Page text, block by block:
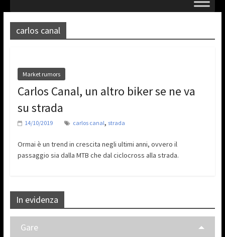
carlos canal
Market rumors
Carlos Canal, un altro biker se ne va
su strada
14/10/2019 carlos canal, strada
Ormai è un trend in crescita negli ultimi anni, ovvero il
passaggio sia dalla MTB che dal ciclocross alla strada.
In evidenza
Gare